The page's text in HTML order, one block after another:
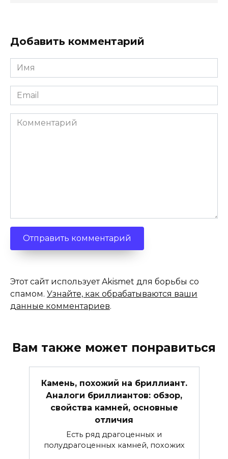
Добавить комментарий
Имя
*
Email
*
Комментарий
Этот сайт использует Akismet для борьбы со
спамом. Узнайте, как обрабатываются ваши
данные комментариев.
Вам также может понравиться
Камень, похожий на бриллиант.
Аналоги бриллиантов: обзор,
свойства камней, основные
отличия
Есть ряд драгоценных и
полудрагоценных камней, похожих